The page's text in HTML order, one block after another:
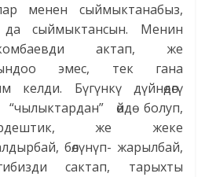
менен сыймыктанабыз,
сыймыктансын. Менин
актап, же
эмес, тек гана
келди. Бүгүнкү дүйнөдөгү
өйдө болуп,
же жеке
бөлүнүп- жарылбай,
сактап, тарыхты